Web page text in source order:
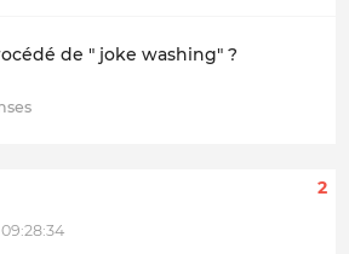
de " joke washing" ?
2